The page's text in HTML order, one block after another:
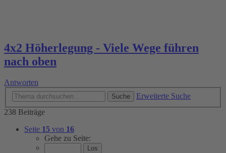
4x2 Höherlegung - Viele Wege führen
nach oben
Antworten
Suche
Erweiterte Suche
238 Beiträge
Seite 15 von 16
Gehe zu Seite: